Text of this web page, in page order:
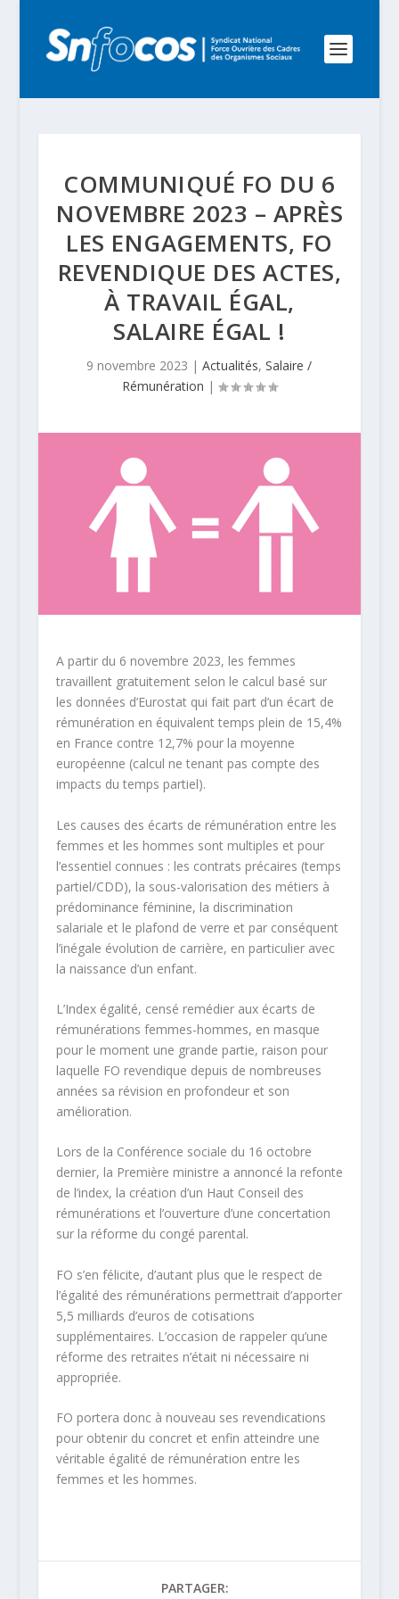
COMMUNIQUÉ FO DU 6
NOVEMBRE 2023 – APRÈS
LES ENGAGEMENTS, FO
REVENDIQUE DES ACTES,
À TRAVAIL ÉGAL,
SALAIRE ÉGAL !
9 novembre 2023 |Actualités,Salaire /
Rémunération |
A partir du 6 novembre 2023, les femmes
travaillent gratuitement selon le calcul basé sur
les données d’Eurostat qui fait part d’un écart de
rémunération en équivalent temps plein de 15,4%
en France contre 12,7% pour la moyenne
européenne (calcul ne tenant pas compte des
impacts du temps partiel).
Les causes des écarts de rémunération entre les
femmes et les hommes sont multiples et pour
l’essentiel connues : les contrats précaires (temps
partiel/CDD), la sous-valorisation des métiers à
prédominance féminine, la discrimination
salariale et le plafond de verre et par conséquent
l’inégale évolution de carrière, en particulier avec
la naissance d’un enfant.
L’Index égalité, censé remédier aux écarts de
rémunérations femmes-hommes, en masque
pour le moment une grande partie, raison pour
laquelle FO revendique depuis de nombreuses
années sa révision en profondeur et son
amélioration.
Lors de la Conférence sociale du 16 octobre
dernier, la Première ministre a annoncé la refonte
de l’index, la création d’un Haut Conseil des
rémunérations et l’ouverture d’une concertation
sur la réforme du congé parental.
FO s’en félicite, d’autant plus que le respect de
l’égalité des rémunérations permettrait d’apporter
5,5 milliards d’euros de cotisations
supplémentaires. L’occasion de rappeler qu’une
réforme des retraites n’était ni nécessaire ni
appropriée.
FO portera donc à nouveau ses revendications
pour obtenir du concret et enfin atteindre une
véritable égalité de rémunération entre les
femmes et les hommes.
PARTAGER: